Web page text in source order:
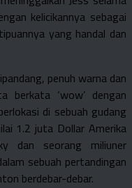
kelicikannya sebagai
yang handal dan
penuh warna dan
berkata ‘wow’ dengan
di sebuah gudang
1.2 juta Dollar Amerika
dan seorang miliuner
sebuah pertandingan
berdebar-debar.